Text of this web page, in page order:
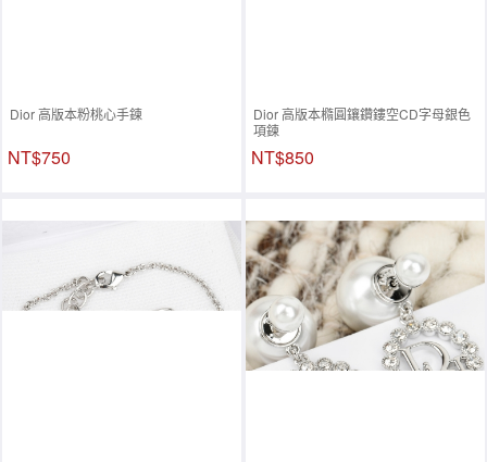
Dior 高版本粉桃心手鍊
NT$750
Dior 高版本橢圓鑲鑽鏤空CD字母銀色
項鍊
NT$850